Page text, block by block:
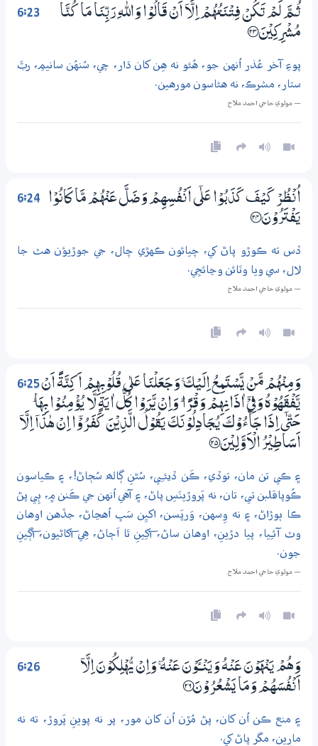
6:23
ثُـمَّ لَمْ تَكُنْ فِتْنَتُهُمْ اِلَّآ اَنْ قَالُوْا وَاللّٰهِ رَبِّنَا مَا كُنَّا
مُشْرِكِيْنَ ؀23
پوءِ آخر عُذر اُنهن جو، هُئو نه هِن کان ڌار، چي، سُنهُن سانيمِ، ربَّ
ستار، مشرڪ، نه هئاسون مورهين.
— مولوي حاجي احمد ملاح
6:24
اُنْظُرْ كَيْفَ كَذَبُوْا عَلٰٓي اَنْفُسِهِمْ وَضَلَّ عَنْهُمْ مَّا كَانُوْا
يَفْتَرُوْنَ ؀24
ڏس ته ڪوڙو پاڻ کي، چيائون ڪهڙي چال، جي جوڙيؤن هٿ جا
لال، سي ويا وٽائن وڃائجِي.
— مولوي حاجي احمد ملاح
6:25وَمِنْهُمْ مَّنْ يَّسْتَمِـعُ اِلَيْكَ ۚ وَجَعَلْنَا عَلٰي قُلُوْبِهِمْ اَكِنَّةً اَنْ
يَّفْقَهُوْهُ وَفِيْٓ اٰذَانِهِمْ وَقْرًا ۭ وَاِنْ يَّرَوْا كُلَّ اٰيَةٍ لَّا يُؤْمِنُوْا بِهَا ۭ
ﱑ اِذَا جَاۗءُوْكَ يُـجَادِلُوْنَكَ يَقُوْلُ الَّذِيْنَ كَفَرُوْٓا اِنْ هٰذَآ اِلَّآ
اَسَاطِيْرُ الْاَوَّلِيْنَ ؀25
۽ ڪي تن مان، توڏي، ڪَن ڏيئـِي، سُڻنِ ڳالھ سُڄاڻ!، ۽ ڪياسون
ڪُوپاقلبن تي، تان، نه پَروڙينَسِ پاڻ، ۽ آهي اُنهن جي ڪَنن ۾، ٻِي پڻ
ڪا ٻوڙاڻ، ۽ نه وِسهن، وَرپَسن، اکيِن سَڀ اُهڃاڻ، جڏهن اوهان
وٽ آئـِيا، پيا دڙينِ، اوهان ساڻ، آکِينِ ٿا اَڄاڻ، هِي آکاڻيون، آڳينِ
جون.
— مولوي حاجي احمد ملاح
6:26
وَهُمْ يَنْهَوْنَ عَنْهُ وَيَنْــــَٔـوْنَ عَنْهُ ۚ وَاِنْ يُّهْلِكُوْنَ اِلَّآ
اَنْفُسَهُمْ وَمَا يَشْعُرُوْنَ ؀26
۽ منع ڪن اُن کان، پڻ مُڙن اُن کان مور، پر نه پوينِ پَروڙ، ته نه
مارِين، مگر پاڻ کي.